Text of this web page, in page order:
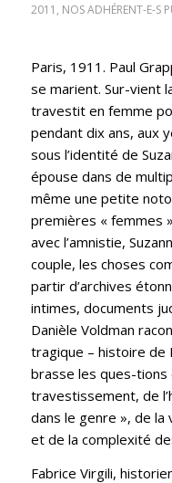
2011 , NOS ADHÉRENT-E-S
Paris, 1911. Paul
se marient. Sur-vient
travestit en femme
pendant dix ans, aux
sous l’identité de
épouse dans de
même une petite
premières « femmes
avec l’amnistie,
couple, les choses
partir d’archives
intimes, documents
Danièle Voldman
tragique – histoire de
brasse les ques-
travestissement, de
dans le genre », de la
et de la complexité
Fabrice Virgili,